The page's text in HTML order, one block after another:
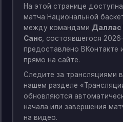
На этой странице
матча Национальной
между командами Даллас
Санс , состоявшегося
предоставлено ВКонтакте
прямо на сайте.
Следите за трансляциями
нашем разделе
обновляются
начала или завершения
на видео.